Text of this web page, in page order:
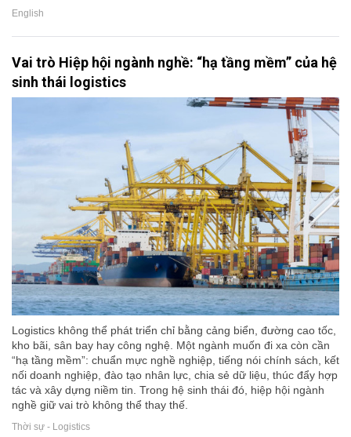
English
Vai trò Hiệp hội ngành nghề: “hạ tầng mềm” của hệ
sinh thái logistics
Logistics không thể phát triển chỉ bằng cảng biển, đường cao tốc,
kho bãi, sân bay hay công nghệ. Một ngành muốn đi xa còn cần
“hạ tầng mềm”: chuẩn mực nghề nghiệp, tiếng nói chính sách, kết
nối doanh nghiệp, đào tạo nhân lực, chia sẻ dữ liệu, thúc đẩy hợp
tác và xây dựng niềm tin. Trong hệ sinh thái đó, hiệp hội ngành
nghề giữ vai trò không thể thay thế.
Thời sự - Logistics